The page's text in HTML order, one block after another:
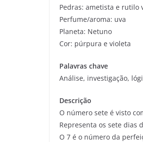
Pedras: ametista e rutilo
Perfume/aroma: uva
Planeta: Netuno
Cor: púrpura e violeta
Palavras chave
Análise, investigação,
Descrição
O número sete é visto
Representa os sete dias
O 7 é o número da